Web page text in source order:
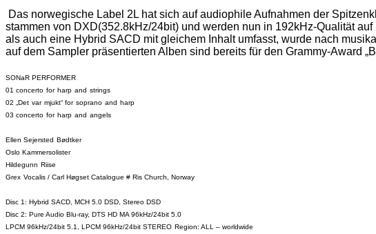
Das norwegische Label 2L hat sich auf audiophile Aufnahmen der
stammen von DXD(352.8kHz/24bit) und werden nun in 192kHz-Qualität auf
als auch eine Hybrid SACD mit gleichem Inhalt umfasst, wurde nach
auf dem Sampler präsentierten Alben sind bereits für den Grammy-Award
SONaR PERFORMER
01 concerto for harp and strings
02 „ Det var mjukt“ for soprano and harp
03 concerto for harp and angels
Ellen Sejersted Bødtker
Oslo Kammersolister
Hildegunn Riise
Grex Vocalis / Carl Høgset Catalogue # Ris Church, Norway
Disc 1: Hybrid SACD, MCH 5.0 DSD, Stereo DSD
Disc 2: Pure Audio Blu-ray, DTS HD MA 96kHz/24bit 5.0
LPCM 96kHz/24bit 5.1, LPCM 96kHz/24bit STEREO Region: ALL – worldwide